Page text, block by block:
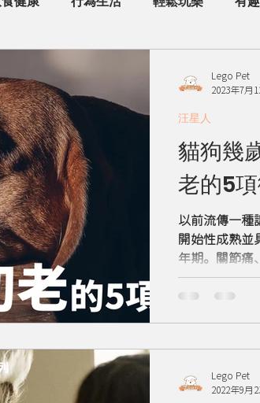
貓狗幾
老的5
以前流傳一種
開始性成熟並
年期。關節痛
化、活動力及
到的問題...
汪星人
Lego Pet
2023年7月
Lego Pet
2022年9月